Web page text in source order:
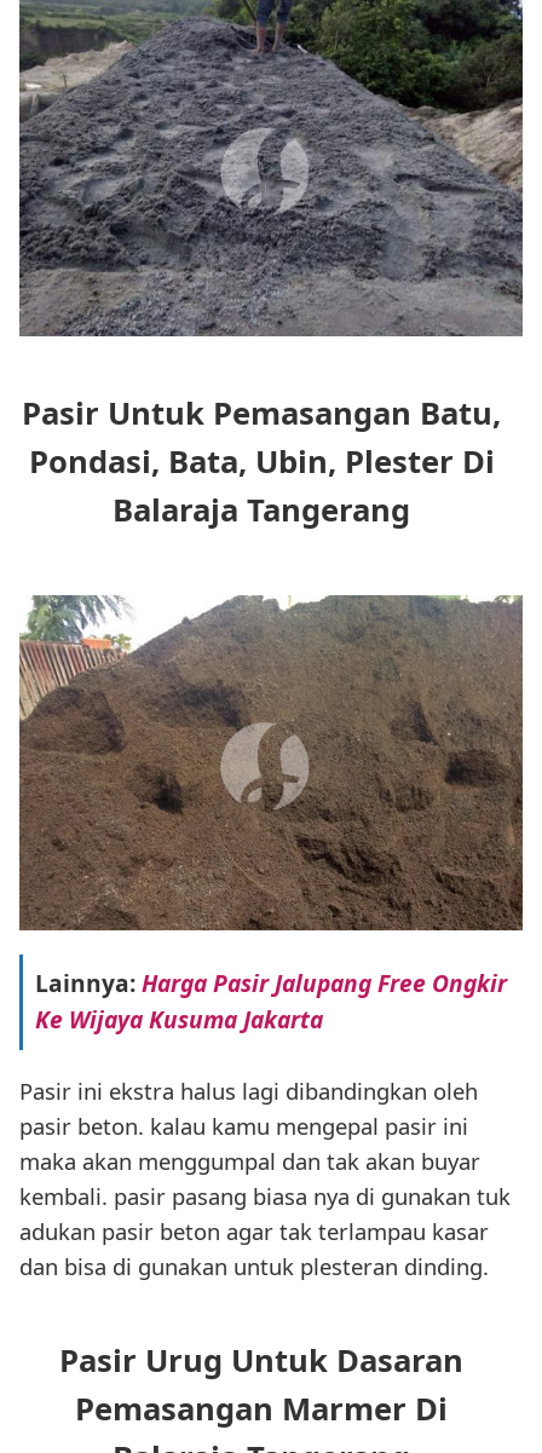
Pasir Untuk Pemasangan Batu,
Pondasi, Bata, Ubin, Plester Di
Balaraja Tangerang
Lainnya:Harga Pasir Jalupang Free Ongkir
Ke Wijaya Kusuma Jakarta
Pasir ini ekstra halus lagi dibandingkan oleh
pasir beton. kalau kamu mengepal pasir ini
maka akan menggumpal dan tak akan buyar
kembali. pasir pasang biasa nya di gunakan tuk
adukan pasir beton agar tak terlampau kasar
dan bisa di gunakan untuk plesteran dinding.
Pasir Urug Untuk Dasaran
Pemasangan Marmer Di